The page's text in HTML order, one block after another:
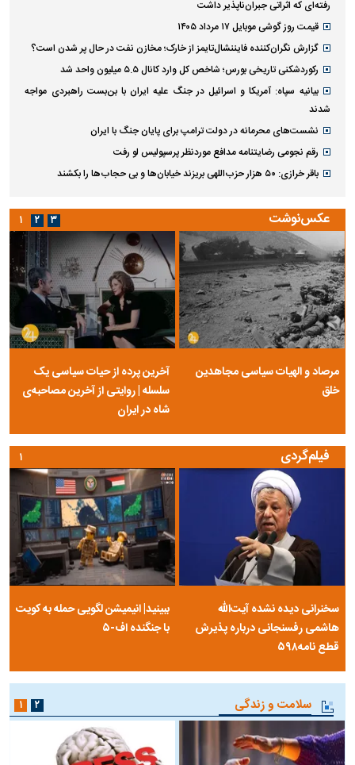
دکتر للـه‌گانی: ابزار‌های نوین تامین مالی، منابع بانکی را هدفمندتر به سمت
بنگاه‌های اقتصادی هدایت می‌کند
پیام تبریک مدیرعامل بانک رفاه کارگران به مناسبت روز خبرنگار
ببینید | افشای محل پناهگاه رهبر شهید انقلاب روی آنتن زنده تلویزیون
توقیف ۲۰ ساله به پایان رسید؛ «صد سال به این سال‌ها» چه در چنته دارد؟
مدیرعامل بانک تجارت در پیامی روزخبرنگار را به اصحاب رسانه و خبرنگاران
تبریک گفت
حمید محرمیان معلم پایه‌گذار نشریه ارغنون درگذشت
با صدور پیامی؛ مدیرعامل بانک ملی ایران روز خبرنگار را تبریک گفت
رفته‌ای که اثراتی جبران‌ناپذیر داشت
قیمت روز گوشی موبایل ۱۷ مرداد ۱۴۰۵
گزارش نگران‌کننده فایننشال‌تایمز از خارک؛ مخازن نفت در حال پر شدن است؟
رکوردشکنی تاریخی بورس؛ شاخص کل وارد کانال ۵.۵ میلیون واحد شد
بیانیه سپاه: آمریکا و اسرائیل در جنگ علیه ایران با بن‌بست راهبردی مواجه
شدند
نشست‌های محرمانه در دولت ترامپ برای پایان جنگ با ایران
باقر خرازی: ۵۰ هزار حزب‌اللهی بریزند خیابان‌ها و بی حجاب‌ها را بکشند
مرصاد و الهیات سیاسی مجاهدین
آخرین پرده از حیات سیاسی یک
سلسله | روایتی از آخرین مصاحبه‌ی
شاه در ایران